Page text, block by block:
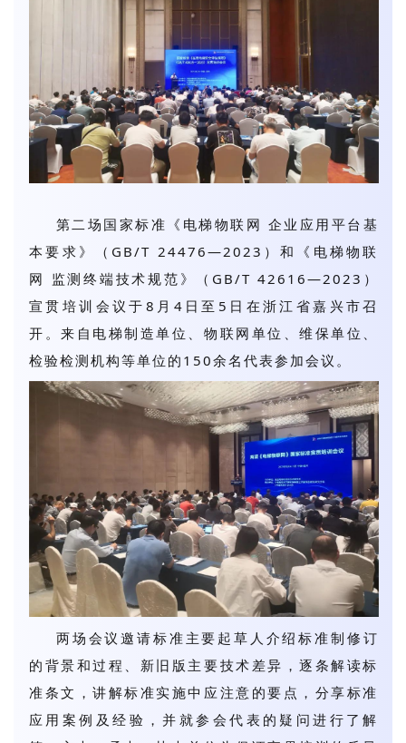
第二场国家标准《电梯物联网 企业应用平台基
本要求》（GB/T 24476—2023）和《电梯物联
网 监测终端技术规范》（GB/T 42616—2023）
宣贯培训会议于8月4日至5日在浙江省嘉兴市召
开。来自电梯制造单位、物联网单位、维保单位、
检验检测机构等单位的150余名代表参加会议。
两场会议邀请标准主要起草人介绍标准制修订
的背景和过程、新旧版主要技术差异，逐条解读标
准条文，讲解标准实施中应注意的要点，分享标准
应用案例及经验，并就参会代表的疑问进行了解